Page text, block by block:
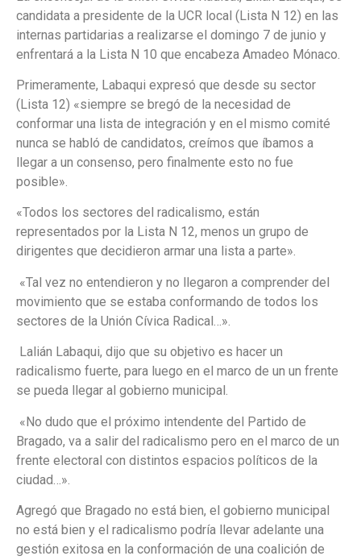
candidata a presidente de la UCR local (Lista N 12) en las
internas partidarias a realizarse el domingo 7 de junio y
enfrentará a la Lista N 10 que encabeza Amadeo Mónaco.
Primeramente, Labaqui expresó que desde su sector
(Lista 12) «siempre se bregó de la necesidad de
conformar una lista de integración y en el mismo comité
nunca se habló de candidatos, creímos que íbamos a
llegar a un consenso, pero finalmente esto no fue
posible».
«Todos los sectores del radicalismo, están
representados por la Lista N 12, menos un grupo de
dirigentes que decidieron armar una lista a parte».
«Tal vez no entendieron y no llegaron a comprender del
movimiento que se estaba conformando de todos los
sectores de la Unión Cívica Radical…».
Lalián Labaqui, dijo que su objetivo es hacer un
radicalismo fuerte, para luego en el marco de un un frente
se pueda llegar al gobierno municipal.
«No dudo que el próximo intendente del Partido de
Bragado, va a salir del radicalismo pero en el marco de un
frente electoral con distintos espacios políticos de la
ciudad…».
Agregó que Bragado no está bien, el gobierno municipal
no está bien y el radicalismo podría llevar adelante una
gestión exitosa en la conformación de una coalición de